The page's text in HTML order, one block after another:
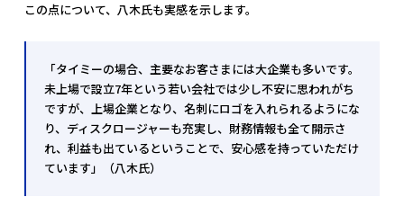
この点について、八木氏も実感を示します。
「タイミーの場合、主要なお客さまには大企業も多いです。
未上場で設立7年という若い会社では少し不安に思われがち
ですが、上場企業となり、名刺にロゴを入れられるようにな
り、ディスクロージャーも充実し、財務情報も全て開示さ
れ、利益も出ているということで、安心感を持っていただけ
ています」（八木氏）